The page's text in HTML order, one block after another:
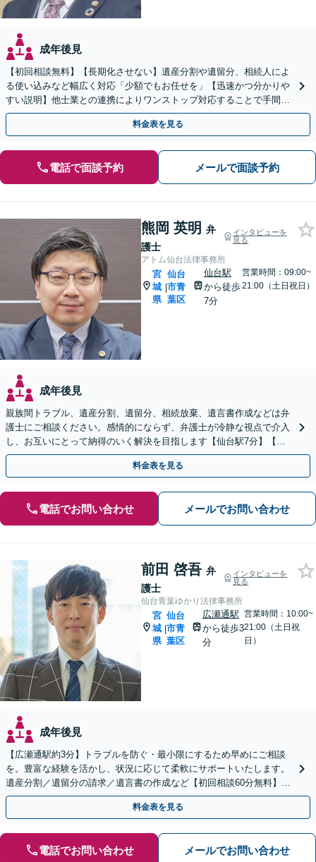
成年後見
【初回相談無料】【長期化させない】遺産分割や遺留分、相続人によ
る使い込みなど幅広く対応「少額でもお任せを」【迅速かつ分かりや
すい説明】他士業との連携によりワンストップ対応することで手間を
最小限にし、円滑な解決に努めます【青葉通一番町駅4分】
料金表を見る
電話で面談予約 メールで面談予約
熊岡 英明 弁
護士
インタビューを
見る
アトム仙台法律事務所
宮
城
県
|
仙台
市青
葉区
仙台駅
から徒歩
7分
営業時間：09:00~
21:00（土日祝日）
成年後見
親族間トラブル、遺産分割、遺留分、相続放棄、遺言書作成などは弁
護士にご相談ください。感情的にならず、弁護士が冷静な視点で介入
し、お互いにとって納得のいく解決を目指します【仙台駅7分】【休
日・夜間相談可】
料金表を見る
電話でお問い合わせ メールでお問い合わせ
前田 啓吾 弁
護士
インタビューを
見る
仙台青葉ゆかり法律事務所
宮
城
県
|
仙台
市青
葉区
広瀬通駅
から徒歩3
分
営業時間：10:00~
21:00（土日祝
日）
成年後見
【広瀬通駅約3分】トラブルを防ぐ・最小限にするため早めにご相談
を。豊富な経験を活かし、状況に応じて柔軟にサポートいたします。
遺産分割／遺留分の請求／遺言書の作成など【初回相談60分無料】
【オンライン相談可能】
料金表を見る
電話でお問い合わせ メールでお問い合わせ